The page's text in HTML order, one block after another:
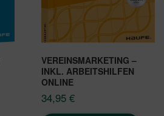
VEREINSMARKETING –
INKL. ARBEITSHILFEN
ONLINE
34,95 €